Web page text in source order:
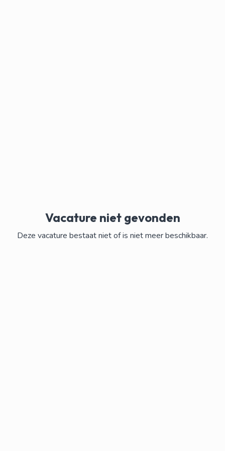
Vacature niet gevonden
Deze vacature bestaat niet of is niet meer beschikbaar.